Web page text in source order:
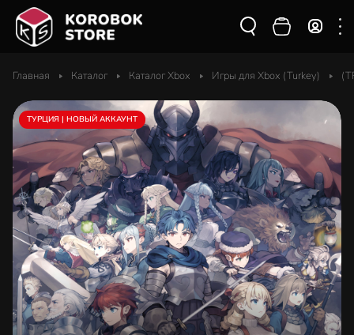
Главная Каталог Каталог Xbox Игры для Xbox (Turkey)
ТУРЦИЯ | НОВЫЙ АККАУНТ